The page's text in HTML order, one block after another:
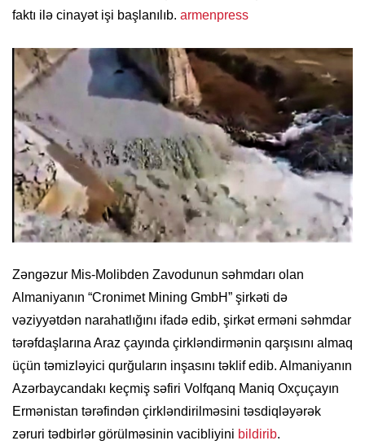
faktı ilə cinayət işi başlanılıb. armenpress
Zəngəzur Mis-Molibden Zavodunun səhmdarı olan
Almaniyanın “Cronimet Mining GmbH” şirkəti də
vəziyyətdən narahatlığını ifadə edib, şirkət erməni səhmdar
tərəfdaşlarına Araz çayında çirkləndirmənin qarşısını almaq
üçün təmizləyici qurğuların inşasını təklif edib. Almaniyanın
Azərbaycandakı keçmiş səfiri Volfqanq Maniq Oxçuçayın
Ermənistan tərəfindən çirkləndirilməsini təsdiqləyərək
zəruri tədbirlər görülməsinin vacibliyini bildirib.